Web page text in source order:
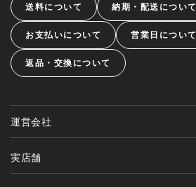
送料について 納期・配送について
お支払いについて 営業日について
返品・交換について
運営会社
実店舗